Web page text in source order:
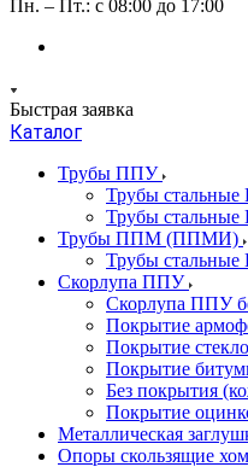
Пн. – Пт.: с 08:00 до 17:00
Быстрая заявка
Каталог
Трубы ППУ
Трубы
Трубы
Трубы ППМ (ППМИ)
Трубы
Скорлупа ППУ
Скорлупа ППУ
Покрытие
Покрытие
Покрытие
Без покрытия
Покрытие
Металлическая
Опоры скользящие